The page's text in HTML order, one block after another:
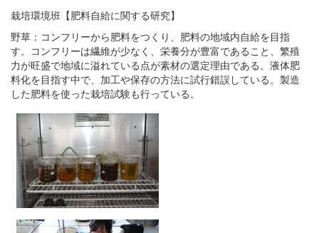
栽培環境班【肥料自給に関する研究】
野草：コンフリーから肥料をつくり、肥料の地域内自給を目指
す。コンフリーは繊維が少なく、栄養分が豊富であること、繁殖
力が旺盛で地域に溢れている点が素材の選定理由である。液体肥
料化を目指す中で、加工や保存の方法に試行錯誤している。製造
した肥料を使った栽培試験も行っている。